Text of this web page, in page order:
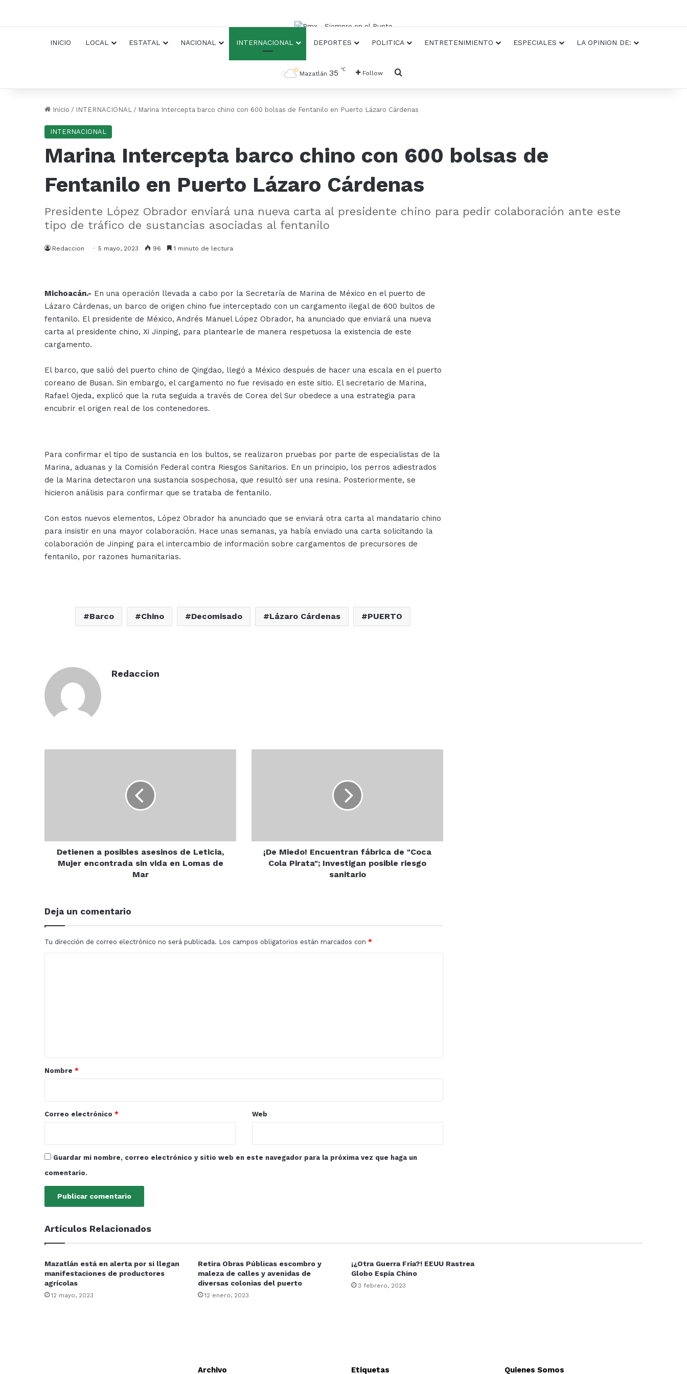
INICIO LOCAL ESTATAL NACIONAL INTERNACIONAL DEPORTES POLITICA ENTRETENIMIENTO ESPECIALES LA OPINION DE:
Mazatlán 35 ℃ Follow Busqueda
Inicio / INTERNACIONAL / Marina Intercepta barco chino con 600 bolsas de Fentanilo en Puerto Lázaro Cárdenas
INTERNACIONAL
Marina Intercepta barco chino con 600 bolsas de
Fentanilo en Puerto Lázaro Cárdenas
Presidente López Obrador enviará una nueva carta al presidente chino para pedir colaboración ante este
tipo de tráfico de sustancias asociadas al fentanilo
Redaccion 5 mayo, 2023 96 1 minuto de lectura
Michoacán.- En una operación llevada a cabo por la Secretaría de Marina de México en el puerto de
Lázaro Cárdenas, un barco de origen chino fue interceptado con un cargamento ilegal de 600 bultos de
fentanilo. El presidente de México, Andrés Manuel López Obrador, ha anunciado que enviará una nueva
carta al presidente chino, Xi Jinping, para plantearle de manera respetuosa la existencia de este
cargamento.
El barco, que salió del puerto chino de Qingdao, llegó a México después de hacer una escala en el puerto
coreano de Busan. Sin embargo, el cargamento no fue revisado en este sitio. El secretario de Marina,
Rafael Ojeda, explicó que la ruta seguida a través de Corea del Sur obedece a una estrategia para
encubrir el origen real de los contenedores.
Para confirmar el tipo de sustancia en los bultos, se realizaron pruebas por parte de especialistas de la
Marina, aduanas y la Comisión Federal contra Riesgos Sanitarios. En un principio, los perros adiestrados
de la Marina detectaron una sustancia sospechosa, que resultó ser una resina. Posteriormente, se
hicieron análisis para confirmar que se trataba de fentanilo.
Con estos nuevos elementos, López Obrador ha anunciado que se enviará otra carta al mandatario chino
para insistir en una mayor colaboración. Hace unas semanas, ya había enviado una carta solicitando la
colaboración de Jinping para el intercambio de información sobre cargamentos de precursores de
fentanilo, por razones humanitarias.
Barco Chino Decomisado Lázaro Cárdenas PUERTO
Redaccion
sin
Detienen a posibles asesinos de Leticia,
Mujer encontrada sin vida en Lomas de
Mar
Investigan
posible
riesgo
¡De Miedo! Encuentran fábrica de "Coca
Cola Pirata"; Investigan posible riesgo
sanitario
Deja un comentario
Tu dirección de correo electrónico no será publicada. Los campos obligatorios están marcados con *
r
*
Nombre *
Correo electrónico * Web
Guardar mi nombre, correo electrónico y sitio web en este navegador para la próxima vez que haga un
comentario.
Artículos Relacionados
Mazatlán está en alerta por si llegan
manifestaciones de productores
agrícolas
12 mayo, 2023
Retira Obras Públicas escombro y
maleza de calles y avenidas de
diversas colonias del puerto
12 enero, 2023
¡¿Otra Guerra Fría?! EEUU Rastrea
Globo Espía Chino
3 febrero, 2023
Archivo Etiquetas Quienes Somos